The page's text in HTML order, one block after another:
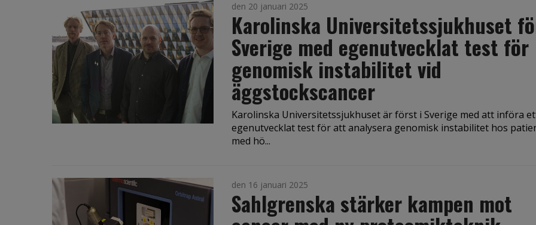
den 20 januari 2025
Karolinska Universitetssjukhuset
Sverige med egenutvecklat test för
genomisk instabilitet vid
äggstockscancer
Karolinska Universitetssjukhuset är först i Sverige med att införa
egenutvecklat test för att analysera genomisk instabilitet hos
med hö...
den 16 januari 2025
Sahlgrenska stärker kampen mot